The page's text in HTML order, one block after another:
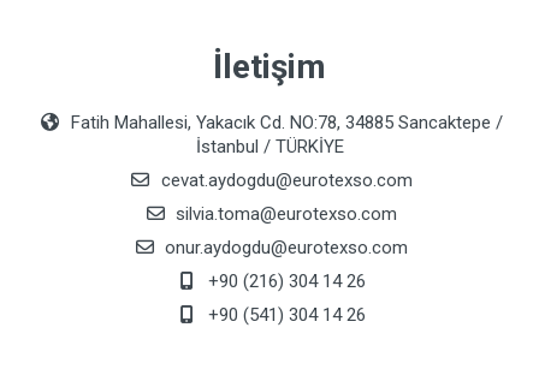
İletişim
Fatih Mahallesi, Yakacık Cd. NO:78, 34885 Sancaktepe /
İstanbul / TÜRKİYE
cevat.aydogdu@eurotexso.com
silvia.toma@eurotexso.com
onur.aydogdu@eurotexso.com
+90 (216) 304 14 26
+90 (541) 304 14 26